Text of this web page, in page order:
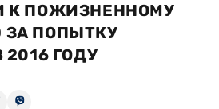
К ПОЖИЗНЕННОМУ
ПОПЫТКУ
ГОДУ